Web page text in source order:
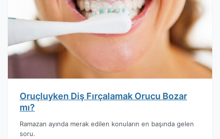
Oruçluyken Diş Fırçalamak Orucu Bozar
mı?
Ramazan ayında merak edilen konuların en başında gelen
soru.